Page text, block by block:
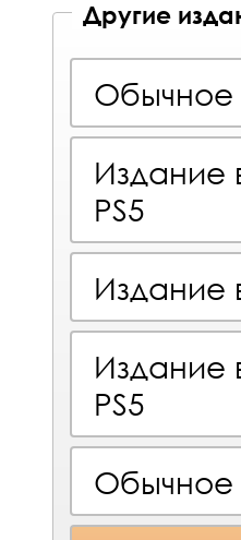
Другие
Обычное
Издание
PS5
Издание
Издание
PS5
Обычное